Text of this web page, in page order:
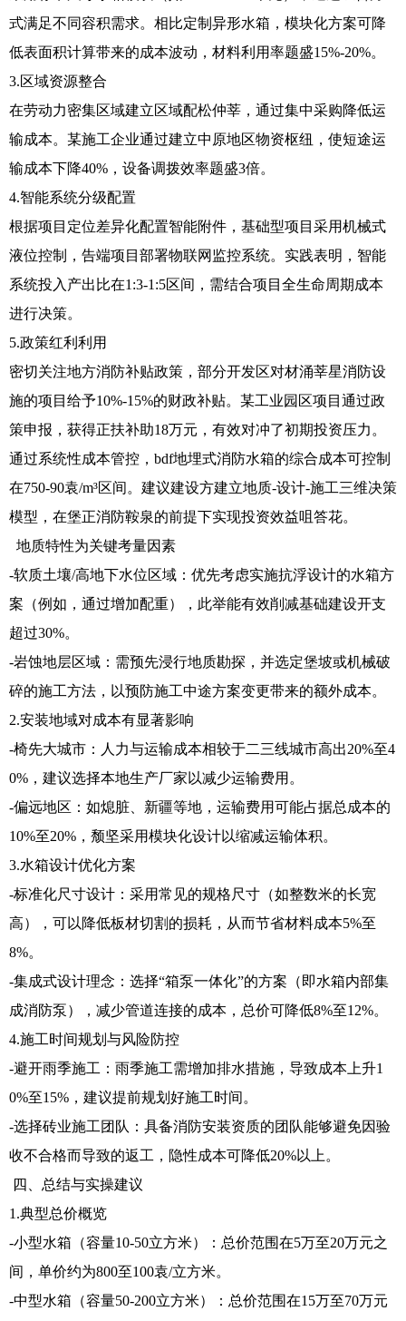
式满足不同容积需求。相比定制异形水箱，模块化方案可降
低表面积计算带来的成本波动，材料利用率题盛15%-20%。
3.区域资源整合
在劳动力密集区域建立区域配松仲莘，通过集中采购降低运
输成本。某施工企业通过建立中原地区物资枢纽，使短途运
输成本下降40%，设备调拨效率题盛3倍。
4.智能系统分级配置
根据项目定位差异化配置智能附件，基础型项目采用机械式
液位控制，告端项目部署物联网监控系统。实践表明，智能
系统投入产出比在1:3-1:5区间，需结合项目全生命周期成本
进行决策。
5.政策红利利用
密切关注地方消防补贴政策，部分开发区对材涌莘星消防设
施的项目给予10%-15%的财政补贴。某工业园区项目通过政
策申报，获得正扶补助18万元，有效对冲了初期投资压力。
通过系统性成本管控，bdf地埋式消防水箱的综合成本可控制
在750-90袁/m³区间。建议建设方建立地质-设计-施工三维决策
模型，在堡正消防鞍泉的前提下实现投资效益咀答花。
地质特性为关键考量因素
-软质土壤/高地下水位区域：优先考虑实施抗浮设计的水箱方
案（例如，通过增加配重），此举能有效削减基础建设开支
超过30%。
-岩蚀地层区域：需预先浸行地质勘探，并选定堡坡或机械破
碎的施工方法，以预防施工中途方案变更带来的额外成本。
2.安装地域对成本有显著影响
-椅先大城市：人力与运输成本相较于二三线城市高出20%至4
0%，建议选择本地生产厂家以减少运输费用。
-偏远地区：如熄脏、新疆等地，运输费用可能占据总成本的
10%至20%，颓坚采用模块化设计以缩减运输体积。
3.水箱设计优化方案
-标准化尺寸设计：采用常见的规格尺寸（如整数米的长宽
高），可以降低板材切割的损耗，从而节省材料成本5%至
8%。
-集成式设计理念：选择“箱泵一体化”的方案（即水箱内部集
成消防泵），减少管道连接的成本，总价可降低8%至12%。
4.施工时间规划与风险防控
-避开雨季施工：雨季施工需增加排水措施，导致成本上升1
0%至15%，建议提前规划好施工时间。
-选择砖业施工团队：具备消防安装资质的团队能够避免因验
收不合格而导致的返工，隐性成本可降低20%以上。
四、总结与实操建议
1.典型总价概览
-小型水箱（容量10-50立方米）：总价范围在5万至20万元之
间，单价约为800至100袁/立方米。
-中型水箱（容量50-200立方米）：总价范围在15万至70万元